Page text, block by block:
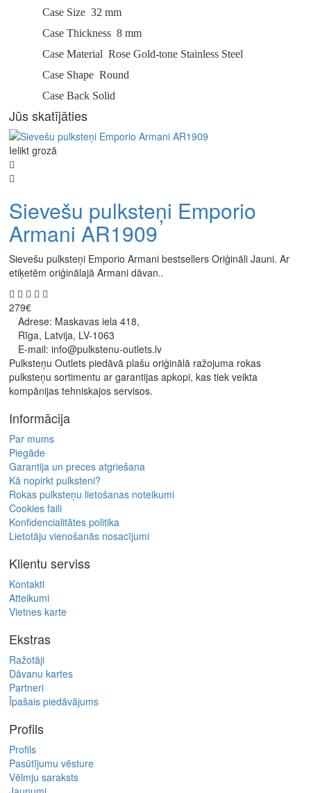
Case Size 32 mm
Case Thickness 8 mm
Case Material Rose Gold-tone Stainless Steel
Case Shape Round
Case Back Solid
Jūs skatījāties
Ielikt grozā
Sievešu pulksteņi Emporio
Armani AR1909
Sievešu pulksteņi Emporio Armani bestsellers Oriģināli Jauni. Ar
etiķetēm oriģinālajā Armani dāvan..
279€
Adrese: Maskavas iela 418,
Rīga, Latvija, LV-1063
E-mail: info@pulkstenu-outlets.lv
Pulksteņu Outlets piedāvā plašu oriģinālā ražojuma rokas
pulksteņu sortimentu ar garantijas apkopi, kas tiek veikta
kompānijas tehniskajos servisos.
Informācija
Par mums
Piegāde
Garantija un preces atgriešana
Kā nopirkt pulksteni?
Rokas pulksteņu lietošanas noteikumi
Cookies faili
Konfidencialitātes politika
Lietotāju vienošanās nosacījumi
Klientu serviss
Kontakti
Atteikumi
Vietnes karte
Ekstras
Ražotāji
Dāvanu kartes
Partneri
Īpašais piedāvājums
Profils
Profils
Pasūtījumu vēsture
Vēlmju saraksts